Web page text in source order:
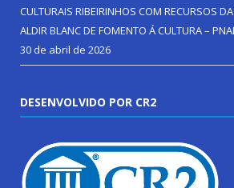
CULTURAIS RIBEIRINHOS COM RECURSOS
ALDIR BLANC DE FOMENTO Á CULTURA –
30 de abril de 2026
DESENVOLVIDO POR CR2